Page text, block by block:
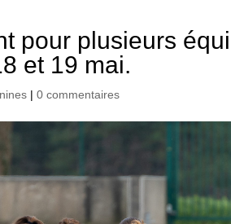
pour plusieurs
et 19 mai.
|0 commentaires